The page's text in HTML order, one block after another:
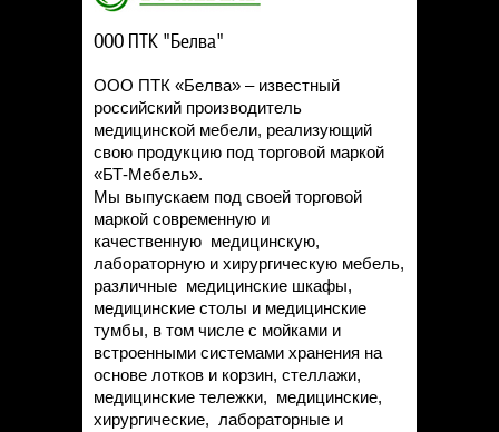
Ремонт медицинской мебели
Гарантийное обслуживание
медицинской мебели
Инструкции от производителей
Установка медицинской мебели
Доставка
Наши объекты
Производители
Дилерам
Статьи
Контакты
ООО ПТК "Белва"
ООО ПТК «Белва» – известный
российский производитель
медицинской мебели, реализующий
свою продукцию под торговой маркой
«БТ-Мебель».
Мы выпускаем под своей торговой
маркой современную и
качественную медицинскую,
лабораторную и хирургическую мебель,
различные медицинские шкафы,
медицинские столы и медицинские
тумбы, в том числе с мойками и
встроенными системами хранения на
основе лотков и корзин, стеллажи,
медицинские тележки, медицинские,
хирургические, лабораторные и